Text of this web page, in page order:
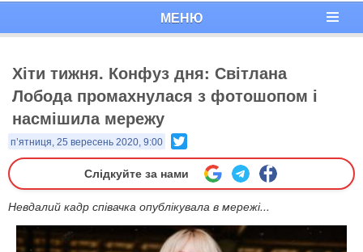
МЕНЮ
Хіти тижня. Конфуз дня: Світлана
Лобода промахнулася з фотошопом і
насмішила мережу
п’ятниця, 25 вересень 2020, 9:00
Слідкуйте за нами
Невдалий кадр співачка опублікувала в мережі...